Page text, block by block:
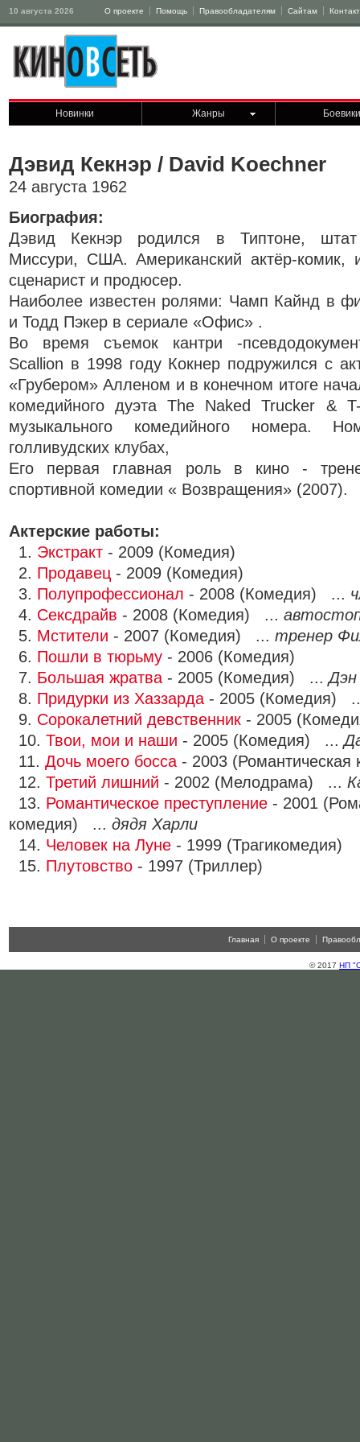
10 августа 2026 О проекте Помощь Правообладателям Сайтам
Новинки Жанры Боевики
Дэвид Кекнэр / David Koechner
24 августа 1962
Биография:
Дэвид Кекнэр родился в Типтоне, штат
Миссури, США. Американский актёр-комик,
сценарист и продюсер.
Наиболее известен ролями: Чамп Кайнд в
и Тодд Пэкер в сериале «Офис» .
Во время съемок кантри -
Scallion в 1998 году Кокнер подружился с
«Грубером» Алленом и в конечном итоге
комедийного дуэта The Naked Trucker &
музыкального комедийного номера.
голливудских клубах,
Его первая главная роль в кино -
спортивной комедии « Возвращения» (2007).
Актерские работы:
1. Экстракт - 2009 (Комедия)
2. Продавец - 2009 (Комедия)
3. Полупрофессионал - 2008 (Комедия) ...
4. Сексдрайв - 2008 (Комедия) ...
5. Мстители - 2007 (Комедия) ... тренер
6. Пошли в тюрьму - 2006 (Комедия)
7. Большая жратва - 2005 (Комедия) ...Дэн
8. Придурки из Хаззарда - 2005 (Комедия)
9. Сорокалетний девственник - 2005
10. Твои, мои и наши - 2005 (Комедия) ...
11. Дочь моего босса - 2003
12. Третий лишний - 2002 (Мелодрама) ...
13. Романтическое преступление - 2001
комедия) ... дядя Харли
14. Человек на Луне - 1999 (Трагикомедия)
15. Плутовство - 1997 (Триллер)
Главная О проекте
© 2017 НП